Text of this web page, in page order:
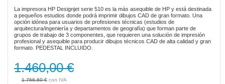
La impresora HP Designjet serie 510 es la más asequible de HP y está destinada
a pequeños estudios donde podrá imprimir dibujos CAD de gran formato. Una
opción idónea para usuarios de profesiones técnicas (estudios de
arquitectura/ingeniería y departamentos de geografía) que forman parte de
grupos de trabajo de 3 componentes, que requieren una solución de impresión
profesional y asequible para producir dibujos técnicos CAD de alta calidad y gran
formato. PEDESTAL INCLUIDO.
1.766,60 €
1.460,00 €
beginning
the
images
gallery